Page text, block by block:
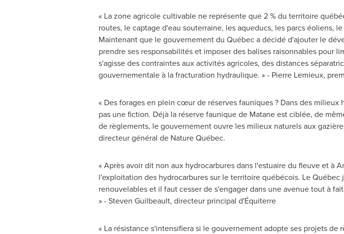
« La zone agricole cultivable ne représente que 2 % du territoire
routes, le captage d'eau souterraine, les aqueducs, les parcs éoliens,
Maintenant que le gouvernement du Québec a décidé d'ajouter le
prendre ses responsabilités et imposer des balises raisonnables pour
s'agisse des contraintes aux activités agricoles, des distances
gouvernementale à la fracturation hydraulique. » - Pierre Lemieux,
« Des forages en plein cœur de réserves fauniques ? Dans des
pas une fiction. Déjà la réserve faunique de Mataneest ciblée, de
de règlements, le gouvernement ouvre les milieux naturels aux
directeur général de Nature Québec.
« Après avoir dit non aux hydrocarbures dans l'estuaire du fleuve et à
l'exploitation des hydrocarbures sur le territoire québécois. Le
renouvelables et il faut cesser de s'engager dans une avenue tout à
» -Steven Guilbeault, directeur principal d'Équiterre
« La résistance s'intensifiera si le gouvernement adopte ses projets